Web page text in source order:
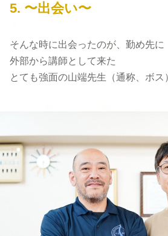
5. 〜出会い〜
そんな時に出会ったのが、 勤め先に
外部から講師として来た
とても強面の山端先生（通称、 ボス